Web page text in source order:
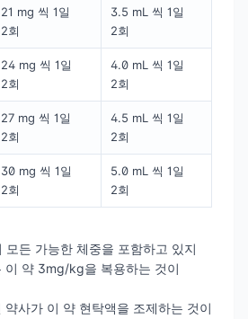
21 mg 씩 1일
2회
3.5 mL 씩 1일
2회
24 mg 씩 1일
2회
4.0 mL 씩 1일
2회
27 mg 씩 1일
2회
4.5 mL 씩 1일
2회
30 mg 씩 1일
2회
5.0 mL 씩 1일
2회
든 가능한 체중을 포함하고 있지
이 약 3mg/kg을 복용하는 것이
약사가 이 약 현탁액을 조제하는 것이